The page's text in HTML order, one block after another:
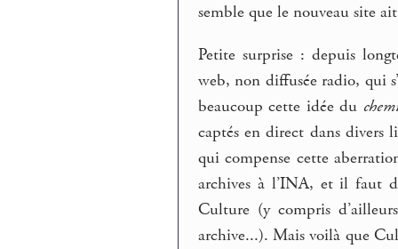
semble que le nouveau site
Petite surprise : depuis
web, non diffusée radio, qui
beaucoup cette idée du
captés en direct dans divers
qui compense cette
archives à l’INA, et il faut
Culture (y compris
archive...). Mais voilà que